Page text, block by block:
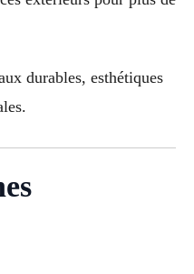
durables, esthétiques